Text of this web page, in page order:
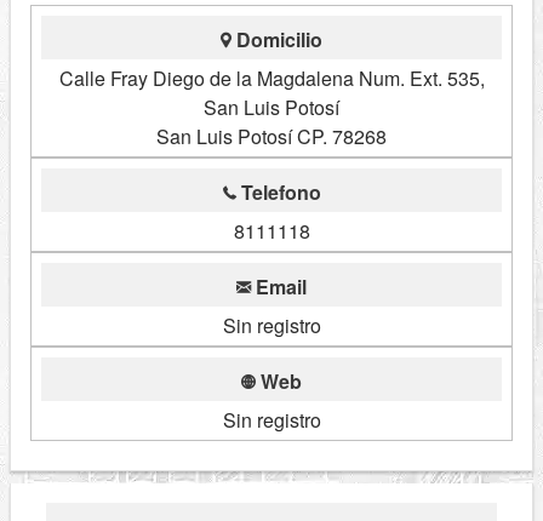
Domicilio
Calle Fray Diego de la Magdalena Num. Ext. 535,
San Luis Potosí
San Luis Potosí CP. 78268
Telefono
8111118
Email
Sin registro
Web
Sin registro